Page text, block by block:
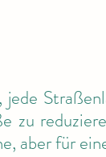
jede
zu
aber für